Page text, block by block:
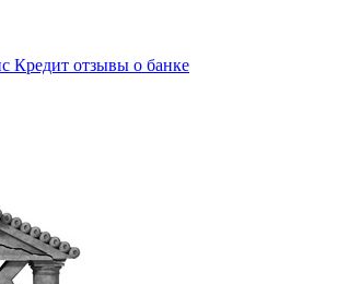
Кредит отзывы о банке